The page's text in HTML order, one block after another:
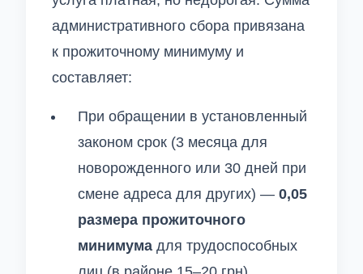
административного сбора привязана
к прожиточному минимуму и
составляет:
При обращении в установленный
законом срок (3 месяца для
новорожденного или 30 дней при
смене адреса для других) — 0,05
размера прожиточного
минимума для трудоспособных